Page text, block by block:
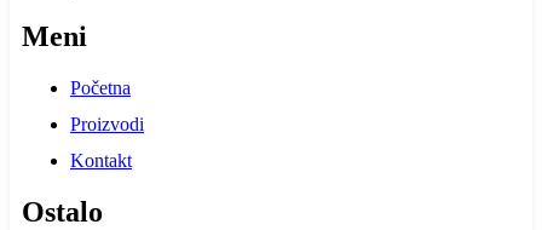
Meni
Početna
Proizvodi
Kontakt
Ostalo